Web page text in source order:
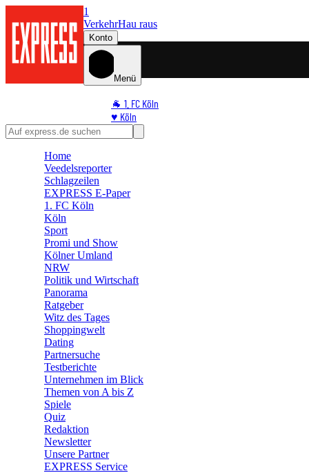
1
VerkehrHau raus
Konto
Menü
🐐 1. FC Köln
♥️ Köln
⭐ Promi
🛒 Shoppingwelt
Home
Veedelsreporter
Schlagzeilen
EXPRESS E-Paper
1. FC Köln
Köln
Sport
Promi und Show
Kölner Umland
NRW
Politik und Wirtschaft
Panorama
Ratgeber
Witz des Tages
Shoppingwelt
Dating
Partnersuche
Testberichte
Unternehmen im Blick
Themen von A bis Z
Spiele
Quiz
Redaktion
Newsletter
Unsere Partner
EXPRESS Service